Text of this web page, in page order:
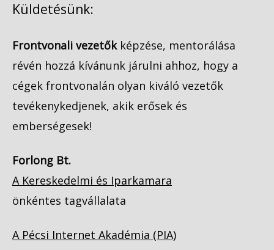
Küldetésünk:
Frontvonali vezetőkképzése, mentorálása
révén hozzá kívánunk járulni ahhoz, hogy a
cégek frontvonalán olyan kiváló vezetők
tevékenykedjenek, akik erősek és
emberségesek!
Forlong Bt.
A Kereskedelmi és Iparkamara
önkéntes tagvállalata
A Pécsi Internet Akadémia (PIA)